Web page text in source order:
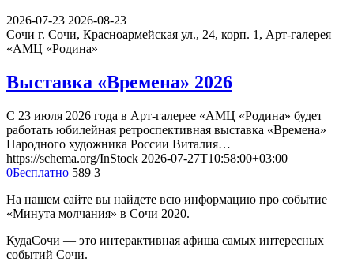
2026-07-23 2026-08-23
Сочи г. Сочи, Красноармейская ул., 24, корп. 1, Арт-галерея
«АМЦ «Родина»
Выставка «Времена» 2026
С 23 июля 2026 года в Арт-галерее «АМЦ «Родина» будет
работать юбилейная ретроспективная выставка «Времена»
Народного художника России Виталия…
https://schema.org/InStock 2026-07-27T10:58:00+03:00
0Бесплатно 589 3
На нашем сайте вы найдете всю информацию про событие
«Минута молчания» в Сочи 2020.
КудаСочи — это интерактивная афиша самых интересных
событий Сочи.